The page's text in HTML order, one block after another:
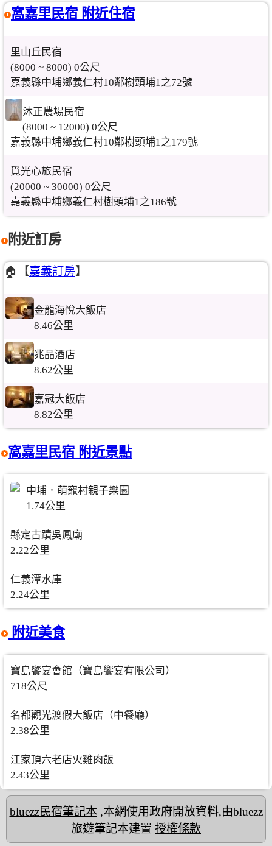
窩嘉里民宿 附近住宿
里山丘民宿
(8000 ~ 8000) 0公尺
嘉義縣中埔鄉義仁村10鄰樹頭埔1之72號
沐正農場民宿
(8000 ~ 12000) 0公尺
嘉義縣中埔鄉義仁村10鄰樹頭埔1之179號
覓光心旅民宿
(20000 ~ 30000) 0公尺
嘉義縣中埔鄉義仁村樹頭埔1之186號
附近訂房
🏠【嘉義訂房】
金龍海悅大飯店
8.46公里
兆品酒店
8.62公里
嘉冠大飯店
8.82公里
窩嘉里民宿 附近景點
中埔．萌寵村親子樂園
1.74公里
縣定古蹟吳鳳廟
2.22公里
仁義潭水庫
2.24公里
附近美食
寶島饗宴會館（寶島饗宴有限公司）
718公尺
名都觀光渡假大飯店（中餐廳）
2.38公里
江家頂六老店火雞肉飯
2.43公里
bluezz民宿筆記本,本網使用政府開放資料,由bluezz
旅遊筆記本建置 授權條款